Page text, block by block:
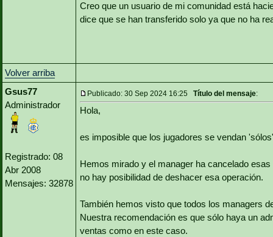
Creo que un usuario de mi comunidad está
dice que se han transferido solo ya que no ha
Volver arriba
Gsus77
Administrador
Registrado: 08
Abr 2008
Mensajes: 32878
Publicado: 30 Sep 2024 16:25 Título del mensaje:
Hola,
es imposible que los jugadores se vendan
Hemos mirado y el manager ha cancelado
no hay posibilidad de deshacer esa operación.
También hemos visto que todos los managers
Nuestra recomendación es que sólo haya un
ventas como en este caso.